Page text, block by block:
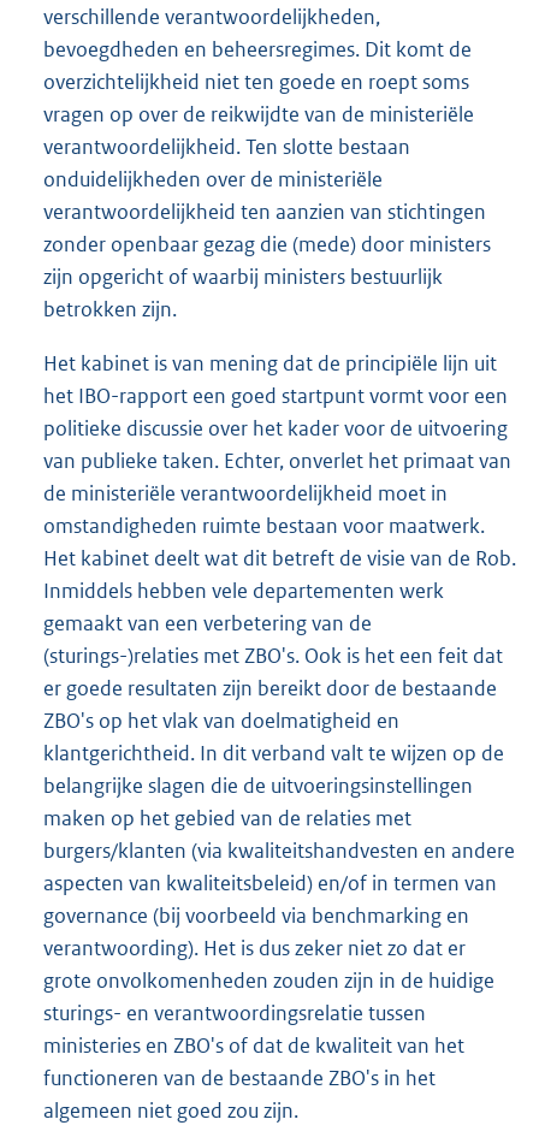
verschillende verantwoordelijkheden,
bevoegdheden en beheersregimes. Dit komt de
overzichtelijkheid niet ten goede en roept soms
vragen op over de reikwijdte van de ministeriële
verantwoordelijkheid. Ten slotte bestaan
onduidelijkheden over de ministeriële
verantwoordelijkheid ten aanzien van stichtingen
zonder openbaar gezag die (mede) door ministers
zijn opgericht of waarbij ministers bestuurlijk
betrokken zijn.
Het kabinet is van mening dat de principiële lijn uit
het IBO-rapport een goed startpunt vormt voor een
politieke discussie over het kader voor de uitvoering
van publieke taken. Echter, onverlet het primaat van
de ministeriële verantwoordelijkheid moet in
omstandigheden ruimte bestaan voor maatwerk.
Het kabinet deelt wat dit betreft de visie van de Rob.
Inmiddels hebben vele departementen werk
gemaakt van een verbetering van de
(sturings-)relaties met ZBO's. Ook is het een feit dat
er goede resultaten zijn bereikt door de bestaande
ZBO's op het vlak van doelmatigheid en
klantgerichtheid. In dit verband valt te wijzen op de
belangrijke slagen die de uitvoeringsinstellingen
maken op het gebied van de relaties met
burgers/klanten (via kwaliteitshandvesten en andere
aspecten van kwaliteitsbeleid) en/of in termen van
governance (bij voorbeeld via benchmarking en
verantwoording). Het is dus zeker niet zo dat er
grote onvolkomenheden zouden zijn in de huidige
sturings- en verantwoordingsrelatie tussen
ministeries en ZBO's of dat de kwaliteit van het
functioneren van de bestaande ZBO's in het
algemeen niet goed zou zijn.